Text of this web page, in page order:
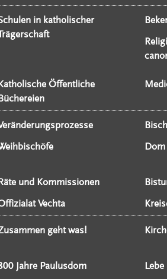
in katholischer
Öffentliche
und Kommissionen
Vechta
geht was!
Jahre Paulusdom